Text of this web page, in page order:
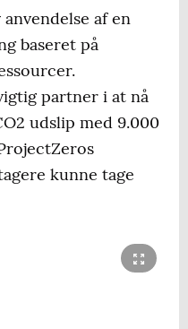
af en
baseret på
partner i at nå
udslip med 9.000
kunne tage